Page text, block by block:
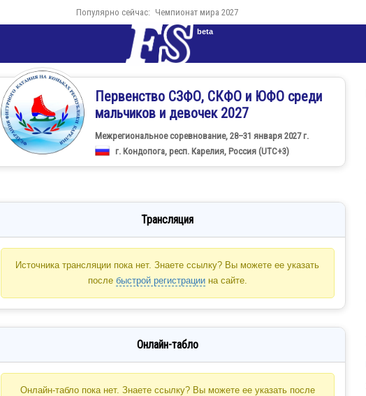
Популярно сейчас: Чемпионат мира 2027
beta
Первенство СЗФО, СКФО и ЮФО среди
мальчиков и девочек 2027
Межрегиональное соревнование, 28–31 января 2027 г.
г. Кондопога, респ. Карелия, Россия (UTC+3)
Трансляция
Источника трансляции пока нет. Знаете ссылку? Вы можете ее указать
после быстрой регистрациина сайте.
Онлайн-табло
Онлайн-табло пока нет. Знаете ссылку? Вы можете ее указать после